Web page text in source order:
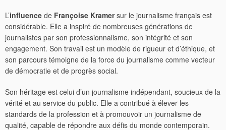
L’influence de Françoise Kramersur le journalisme français est
considérable. Elle a inspiré de nombreuses générations de
journalistes par son professionnalisme, son intégrité et son
engagement. Son travail est un modèle de rigueur et d’éthique, et
son parcours témoigne de la force du journalisme comme vecteur
de démocratie et de progrès social.
Son héritage est celui d’un journalisme indépendant, soucieux de la
vérité et au service du public. Elle a contribué à élever les
standards de la profession et à promouvoir un journalisme de
qualité, capable de répondre aux défis du monde contemporain.